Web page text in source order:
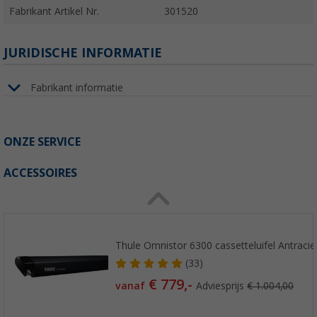
Fabrikant Artikel Nr. 301520
JURIDISCHE INFORMATIE
Fabrikant informatie
ONZE SERVICE
ACCESSOIRES
Thule Omnistor 6300 cassetteluifel
(33)
vanaf € 779,-Adviesprijs€ 1.004,00